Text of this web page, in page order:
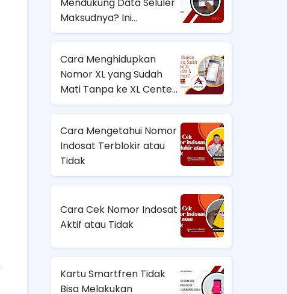
Maksudnya? Ini
Penyebab dan Cara
Cara Menghidupkan
Nomor XL yang Sudah
Mati Tanpa ke XL Center
– Mudah & Terbukti
Cara Mengetahui Nomor
Indosat Terblokir atau
Tidak
Cara Cek Nomor Indosat
Aktif atau Tidak
Kartu Smartfren Tidak
Bisa Melakukan